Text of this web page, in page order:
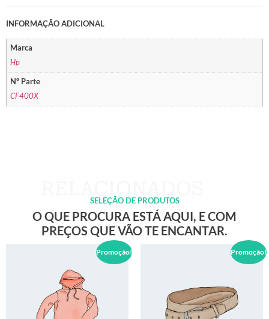
INFORMAÇÃO ADICIONAL
Marca
Hp
Nº Parte
CF400X
SELEÇÃO DE PRODUTOS
O QUE PROCURA ESTÁ AQUI, E COM
PREÇOS QUE VÃO TE ENCANTAR.
Promoção! Promoção!